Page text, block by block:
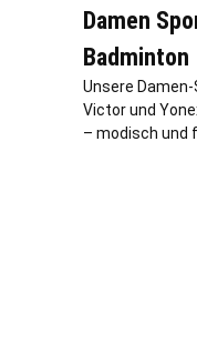
Damen
Badminton
Unsere
Victor und
– modisch und